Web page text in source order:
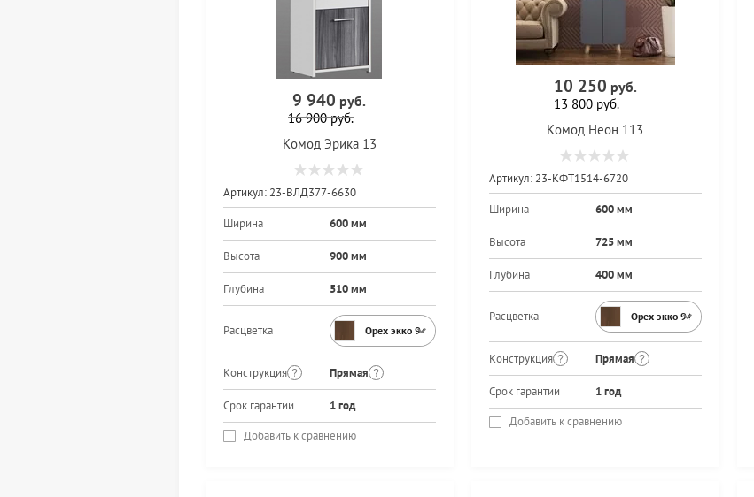
9 940 руб.
16 900руб.
Комод Эрика 13
Артикул: 23-ВЛД377-6630
Ширина 600 мм
Высота 900 мм
Глубина 510 мм
Расцветка Орех экко 9459PR
Конструкция Прямая
Срок гарантии
1 год
Добавить к сравнению
10 250 руб.
13 800руб.
Комод Неон 113
Артикул:23-КФТ1514-6720
Ширина 600 мм
Высота 725 мм
Глубина 400 мм
Расцветка Орех экко 9459PR
Конструкция Прямая
Срок гарантии
1 год
Добавить к сравнению